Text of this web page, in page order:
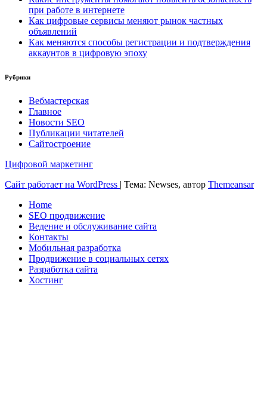
при работе в интернете
Как цифровые сервисы меняют рынок частных
объявлений
Как меняются способы регистрации и подтверждения
аккаунтов в цифровую эпоху
Рубрики
Вебмастерская
Главное
Новости SEO
Публикации читателей
Сайтостроение
Цифровой маркетинг
Сайт работает на WordPress | Тема: Newses, автор Themeansar
Home
SEO продвижение
Ведение и обслуживание сайта
Контакты
Мобильная разработка
Продвижение в социальных сетях
Разработка сайта
Хостинг